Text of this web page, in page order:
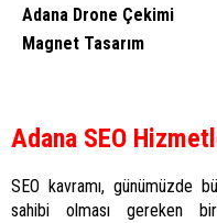
Adana Drone Çekimi
Magnet Tasarım
Adana SEO
SEO kavramı, günümüzde
sahibi olması gereken